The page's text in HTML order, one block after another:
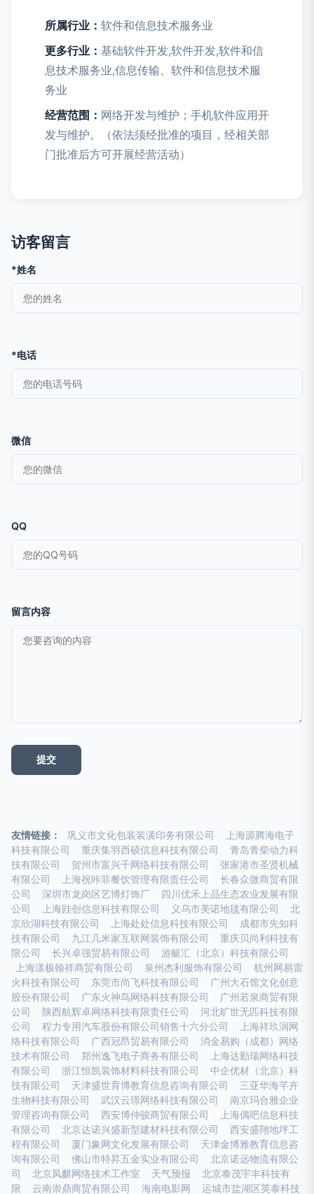
所属行业： 软件和信息技术服务业
更多行业： 基础软件开发,软件开发,软件和信
息技术服务业,信息传输、软件和信息技术服
务业
经营范围： 网络开发与维护；手机软件应用开
发与维护。（依法须经批准的项目，经相关部
门批准后方可开展经营活动）
访客留言
*姓名
*电话
微信
QQ
留言内容
友情链接： 巩义市文化包装装潢印务有限公司
上海源腾海电子
科技有限公司
重庆集羽西硕信息科技有限公司
青岛青柴动力科
技有限公司
贺州市富兴千网络科技有限公司
张家港市圣贤机械
有限公司
上海祝咔菲餐饮管理有限责任公司
长春众微商贸有限
公司
深圳市龙岗区艺博灯饰厂
四川优禾上品生态农业发展有限
公司
上海跬创信息科技有限公司 义乌市美诺地毯有限公司
北
京欣湖科技有限公司
上海处处信息科技有限公司
成都市先知科
技有限公司
九江几米家互联网装饰有限公司
重庆贝尚利科技有
限公司
长兴卓强贸易有限公司
游艇汇（北京）科技有限公司
上海漾极翰祥商贸有限公司
泉州杰利服饰有限公司
杭州网易雷
火科技有限公司
东莞市尚飞科技有限公司
广州大石馆文化创意
股份有限公司
广东火神鸟网络科技有限公司
广州若泉商贸有限
公司
陕西航辉卓网络科技有限责任公司
河北旷世无匹科技有限
公司
程力专用汽车股份有限公司销售十六分公司
上海祥玖润网
络科技有限公司
广西冠昂贸易有限公司
消金易购（成都）网络
技术有限公司
郑州逸飞电子商务有限公司
上海达勤瑞网络科技
有限公司
浙江恒凯装饰材料科技有限公司
中企优材（北京）科
技有限公司
天津盛世育博教育信息咨询有限公司
三亚华海芊卉
生物科技有限公司
武汉云璟网络科技有限公司
南京玛合雅企业
管理咨询有限公司
西安博仲骏商贸有限公司
上海偶吧信息科技
有限公司
北京达诺兴盛新型建材科技有限公司
西安盛翔地坪工
程有限公司
厦门象网文化发展有限公司
天津金博雅教育信息咨
询有限公司
佛山市特昇五金实业有限公司
北京诺远物流有限公
司
北京凤麒网络技术工作室 天气预报
北京泰茂宇丰科技有
限
云南崇鼎商贸有限公司 海南电影网 运城市盐湖区英泰科技